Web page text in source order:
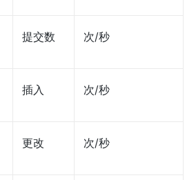
提交数 次/秒
插入 次/秒
更改 次/秒